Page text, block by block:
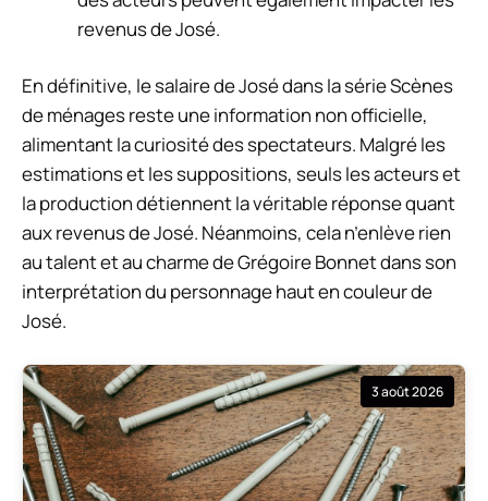
revenus de José.
En définitive, le salaire de José dans la série Scènes
de ménages reste une information non officielle,
alimentant la curiosité des spectateurs. Malgré les
estimations et les suppositions, seuls les acteurs et
la production détiennent la véritable réponse quant
aux revenus de José. Néanmoins, cela n’enlève rien
au talent et au charme de Grégoire Bonnet dans son
interprétation du personnage haut en couleur de
José.
3 août 2026